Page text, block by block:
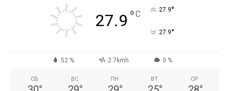
27.9 °C 27.9°
27.9°
52 % 2.7kmh 0 %
СБ ВС ПН ВТ СР